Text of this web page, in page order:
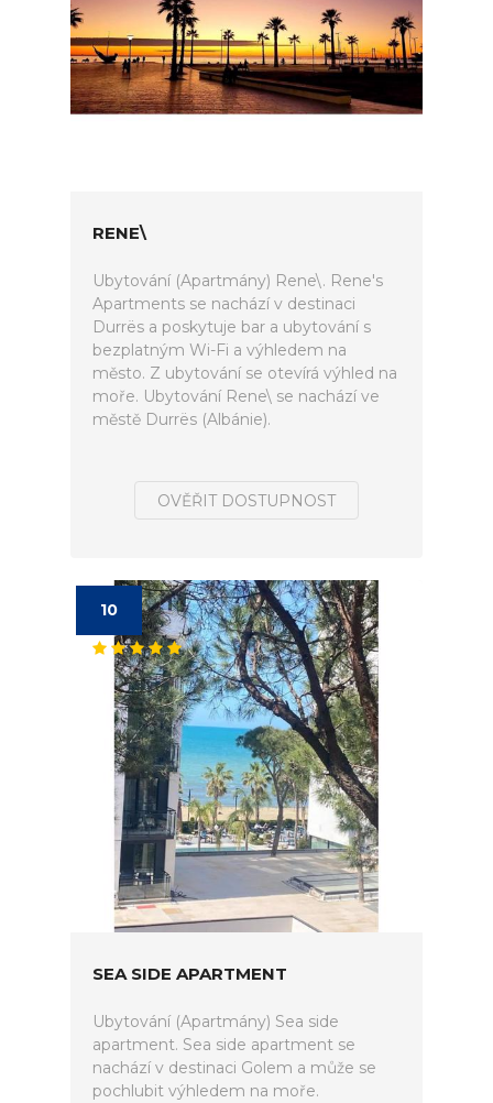
RENE\
Ubytování (Apartmány) Rene\. Rene's
Apartments se nachází v destinaci
Durrës a poskytuje bar a ubytování s
bezplatným Wi-Fi a výhledem na
město. Z ubytování se otevírá výhled na
moře. Ubytování Rene\ se nachází ve
městě Durrës (Albánie).
OVĚŘIT DOSTUPNOST
10
SEA SIDE APARTMENT
Ubytování (Apartmány) Sea side
apartment. Sea side apartment se
nachází v destinaci Golem a může se
pochlubit výhledem na moře.